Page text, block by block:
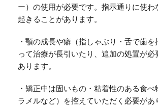
ー）の使用が必要です。指示通りに使わ
起きることがあります。
・顎の成長や癖（指しゃぶり・舌で歯を
って治療が長引いたり、追加の処置が
あります。
・矯正中は固いもの・粘着性のある食べ
ラメルなど）を控えていただく必要があ